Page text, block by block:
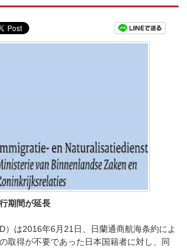
期間が延長
）は2016年6月21日、日蘭通商航海条約によ
取得が不要であった日本国籍者に対し、同